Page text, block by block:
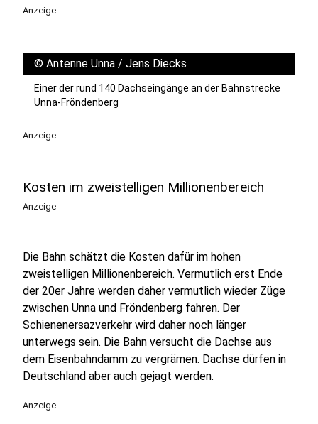
Anzeige
© Antenne Unna / Jens Diecks
Einer der rund 140 Dachseingänge an der Bahnstrecke
Unna-Fröndenberg
Anzeige
Kosten im zweistelligen Millionenbereich
Anzeige
Die Bahn schätzt die Kosten dafür im hohen
zweistelligen Millionenbereich. Vermutlich erst Ende
der 20er Jahre werden daher vermutlich wieder Züge
zwischen Unna und Fröndenberg fahren. Der
Schienenersazverkehr wird daher noch länger
unterwegs sein. Die Bahn versucht die Dachse aus
dem Eisenbahndamm zu vergrämen. Dachse dürfen in
Deutschland aber auch gejagt werden.
Anzeige